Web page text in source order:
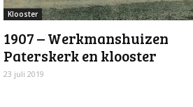
Klooster
1907 – Werkmanshuizen
Paterskerk en klooster
23 juli 2019